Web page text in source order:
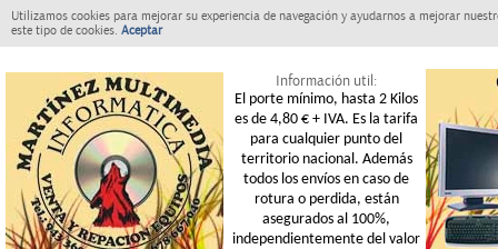
Utilizamos cookies para mejorar su experiencia de navegación y ayudarnos a mejorar
este tipo de cookies. Aceptar
Información util:
El porte mínimo, hasta 2 Kilos
es de 4,80 € + IVA. Es la tarifa
para cualquier punto del
territorio nacional. Además
todos los envíos en caso de
rotura o perdida, están
asegurados al 100%,
independientemente del valor